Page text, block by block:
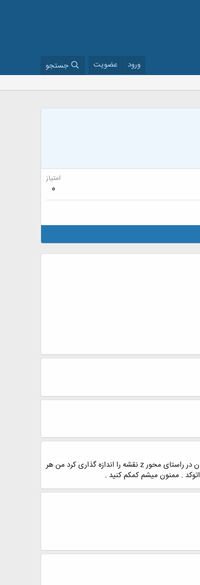
ورود عضویت جستجو
امتیاز
0
سلام مهندس خدا قوت : می خواستم بپرسم واسه اندازه گذاری نقشه در حالت سه بعدی یا ایزومتری در نرم افزار اتوکد چگونه می توان در راستای محور z نقشه را اندازه گذاری کرد من هر